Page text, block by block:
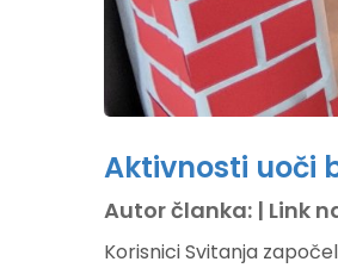
Aktivnosti uoči
Autor članka: | Link
Korisnici Svitanja